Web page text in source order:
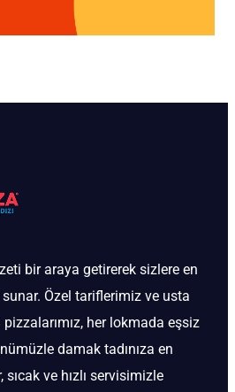
bir araya getirerek sizlere en
Özel tariflerimiz ve usta
her lokmada eşsiz
damak tadınıza en
ve hızlı servisimizle